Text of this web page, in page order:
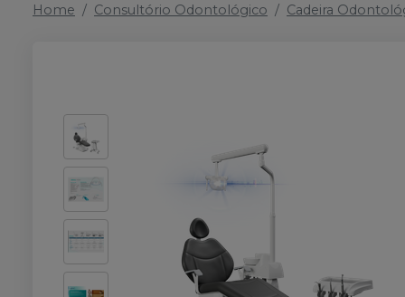
Home Consultório Odontológico Cadeira